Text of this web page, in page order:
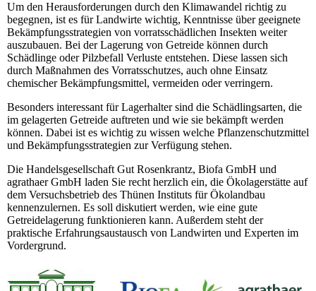
Um den Herausforderungen durch den Klimawandel richtig zu
begegnen, ist es für Landwirte wichtig, Kenntnisse über geeignete
Bekämpfungsstrategien von vorratsschädlichen Insekten weiter
auszubauen. Bei der Lagerung von Getreide können durch
Schädlinge oder Pilzbefall Verluste entstehen. Diese lassen sich
durch Maßnahmen des Vorratsschutzes, auch ohne Einsatz
chemischer Bekämpfungsmittel, vermeiden oder verringern.
Besonders interessant für Lagerhalter sind die Schädlingsarten, die
im gelagerten Getreide auftreten und wie sie bekämpft werden
können. Dabei ist es wichtig zu wissen welche Pflanzenschutzmittel
und Bekämpfungsstrategien zur Verfügung stehen.
Die Handelsgesellschaft Gut Rosenkrantz, Biofa GmbH und
agrathaer GmbH laden Sie recht herzlich ein, die Ökolagerstätte auf
dem Versuchsbetrieb des Thünen Instituts für Ökolandbau
kennenzulernen. Es soll diskutiert werden, wie eine gute
Getreidelagerung funktionieren kann. Außerdem steht der
praktische Erfahrungsaustausch von Landwirten und Experten im
Vordergrund.